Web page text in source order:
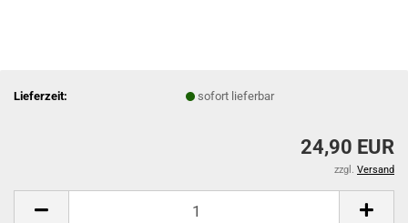
Lieferzeit: sofort lieferbar
24,90 EUR
zzgl. Versand